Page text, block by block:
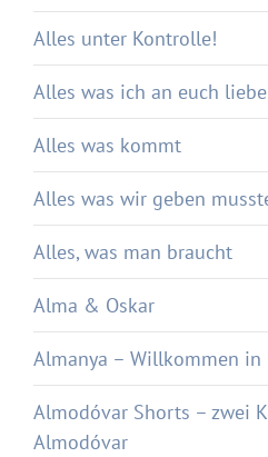
Alles unter Kontrolle!
Alles was ich an euch liebe
Alles was kommt
Alles was wir geben
Alles, was man braucht
Alma & Oskar
Almanya – Willkommen in
Almodóvar Shorts – zwei
Almodóvar